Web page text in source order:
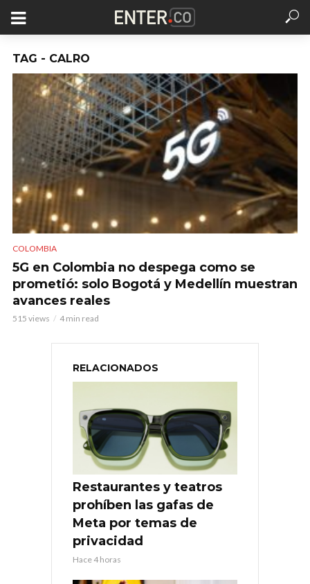
TAG - CALRO
COLOMBIA
5G en Colombia no despega como se
prometió: solo Bogotá y Medellín muestran
avances reales
515 views 4 min read
RELACIONADOS
Restaurantes y teatros
prohíben las gafas de
Meta por temas de
privacidad
Hace 4 horas